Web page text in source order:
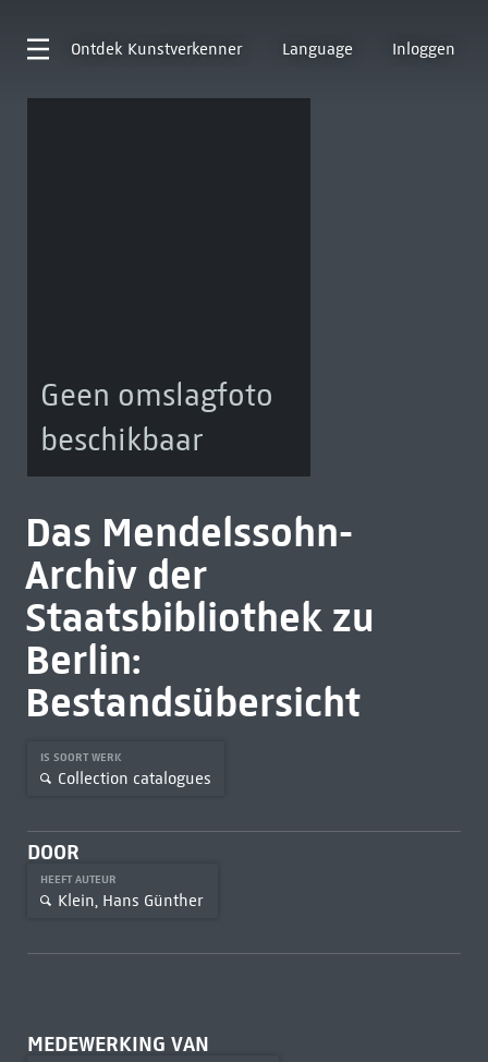
Ontdek Kunstverkenner Language Inloggen
Geen omslagfoto
beschikbaar
Das Mendelssohn-
Archiv der
Staatsbibliothek zu
Berlin:
Bestandsübersicht
IS SOORT WERK
Collection catalogues
DOOR
HEEFT AUTEUR
Klein, Hans Günther
MEDEWERKING VAN